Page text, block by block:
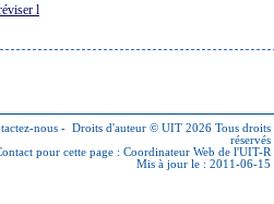
l
nous - Droits d'auteur © UIT 2026 Tous droits
réservés
pour cette page : Coordinateur Web de l'UIT-R
Mis à jour le : 2011-06-15